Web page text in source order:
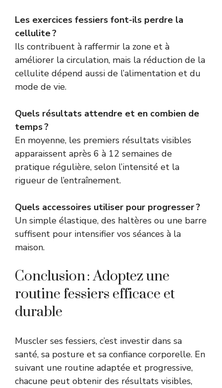
Les exercices fessiers font-ils perdre la
cellulite ?
Ils contribuent à raffermir la zone et à
améliorer la circulation, mais la réduction de la
cellulite dépend aussi de l’alimentation et du
mode de vie.
Quels résultats attendre et en combien de
temps ?
En moyenne, les premiers résultats visibles
apparaissent après 6 à 12 semaines de
pratique régulière, selon l’intensité et la
rigueur de l’entraînement.
Quels accessoires utiliser pour progresser ?
Un simple élastique, des haltères ou une barre
suffisent pour intensifier vos séances à la
maison.
Conclusion : Adoptez une
routine fessiers efficace et
durable
Muscler ses fessiers, c’est investir dans sa
santé, sa posture et sa confiance corporelle. En
suivant une routine adaptée et progressive,
chacune peut obtenir des résultats visibles,